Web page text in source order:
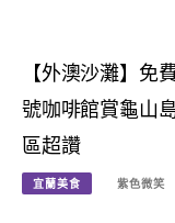
【外澳沙灘】免
號咖啡館賞龜山
區超讚
宜蘭美食 紫色微笑